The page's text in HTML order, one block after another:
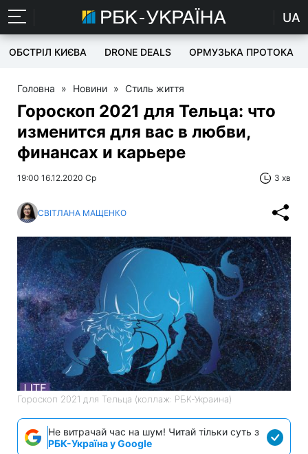
UA
ОБСТРІЛ КИЄВА DRONE DEALS ОРМУЗЬКА ПРОТОКА
Головна » Новини » Стиль життя
Гороскоп 2021 для Тельца: что
изменится для вас в любви,
финансах и карьере
19:00 16.12.2020 Ср 3 хв
СВІТЛАНА МАЩЕНКО
Гороскоп 2021 для Тельца (коллаж: РБК-Украина)
Не витрачай час на шум! Читай тільки суть з
РБК-Україна у Google